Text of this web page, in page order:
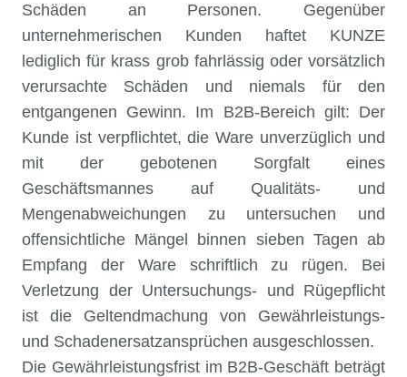
Schäden an Personen. Gegenüber
unternehmerischen Kunden haftet KUNZE
lediglich für krass grob fahrlässig oder vorsätzlich
verursachte Schäden und niemals für den
entgangenen Gewinn. Im B2B-Bereich gilt: Der
Kunde ist verpflichtet, die Ware unverzüglich und
mit der gebotenen Sorgfalt eines
Geschäftsmannes auf Qualitäts- und
Mengenabweichungen zu untersuchen und
offensichtliche Mängel binnen sieben Tagen ab
Empfang der Ware schriftlich zu rügen. Bei
Verletzung der Untersuchungs- und Rügepflicht
ist die Geltendmachung von Gewährleistungs-
und Schadenersatzansprüchen ausgeschlossen.
Die Gewährleistungsfrist im B2B-Geschäft beträgt